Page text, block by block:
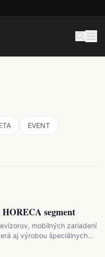
EVENT
segment
mobilných zariadení
aj výrobou špeciálnych…